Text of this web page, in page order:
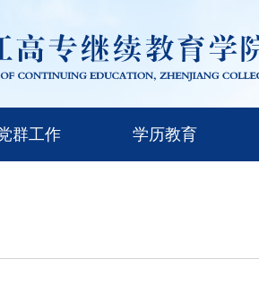
群工作 学历教育